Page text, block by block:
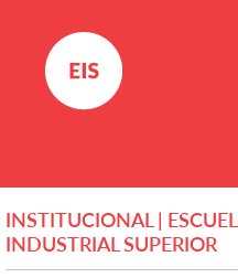
INSTITUCIONAL |
INDUSTRIAL SUPERIOR